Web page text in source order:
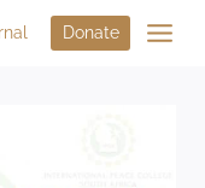
Donate